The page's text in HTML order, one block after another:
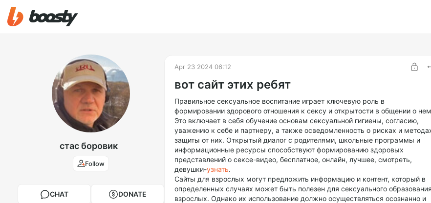
стас боровик
Follow
CHAT DONATE
Apr 23 2024 06:12
вот сайт этих ребят
Правильное сексуальное воспитание играет ключевую роль в
формировании здорового отношения к сексу и открытости в общении о
Это включает в себя обучение основам сексуальной гигиены, согласию,
уважению к себе и партнеру, а также осведомленность о рисках и
защиты от них. Открытый диалог с родителями, школьные программы и
информационные ресурсы способствуют формированию здоровых
представлений о сексе-видео, бесплатное, онлайн, лучшее, смотреть,
девушки-узнать.
Сайты для взрослых могут предложить информацию и контент, который в
определенных случаях может быть полезен для сексуального образования
взрослых. Однако их использование должно осуществляться осознанно и